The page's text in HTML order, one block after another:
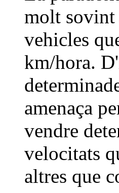
molt sovint
vehicles
km/hora.
amenaça
vendre
velocitats
altres que